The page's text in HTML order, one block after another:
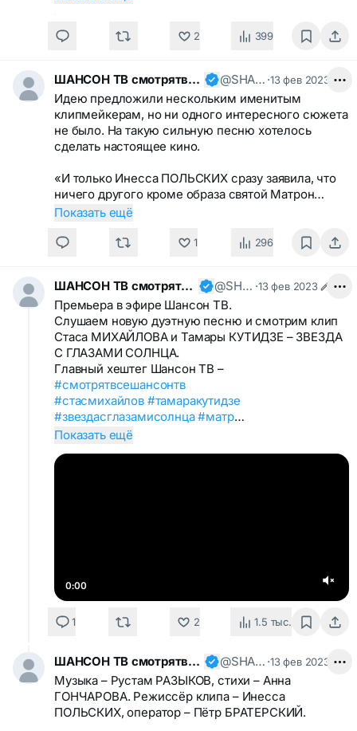
2 399
ШАНСОН ТВ смотрятвсешансонтв @SHANSONTV ·13 фев 2023
Идею предложили нескольким именитым
клипмейкерам, но ни одного интересного сюжета
не было. На такую сильную песню хотелось
сделать настоящее кино.
«И только Инесса ПОЛЬСКИХ сразу заявила, что
ничего другого кроме образа святой Матрон…
Показать ещё
1 296
ШАНСОН ТВ смотрятвсешансонтв @SHANSONTV ·13 фев 2023
Премьера в эфире Шансон ТВ.
Слушаем новую дуэтную песню и смотрим клип
Стаса МИХАЙЛОВА и Тамары КУТИДЗЕ – ЗВЕЗДА
С ГЛАЗАМИ СОЛНЦА.
Главный хештег Шансон ТВ –
#смотрятвсешансонтв
#стасмихайлов #тамаракутидзе
#звездасглазамисолнца #матр…
Показать ещё
0:00
1 2 1.5 тыс.
ШАНСОН ТВ смотрятвсешансонтв @SHANSONTV ·13 фев 2023
Музыка – Рустам РАЗЫКОВ, стихи – Анна
ГОНЧАРОВА. Режиссёр клипа – Инесса
ПОЛЬСКИХ, оператор – Пётр БРАТЕРСКИЙ.